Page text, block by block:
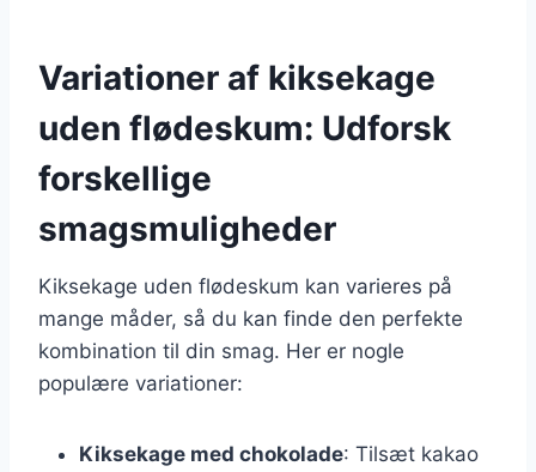
Variationer af kiksekage
uden flødeskum: Udforsk
forskellige
smagsmuligheder
Kiksekage uden flødeskum kan varieres på
mange måder, så du kan finde den perfekte
kombination til din smag. Her er nogle
populære variationer:
Kiksekage med chokolade: Tilsæt kakao